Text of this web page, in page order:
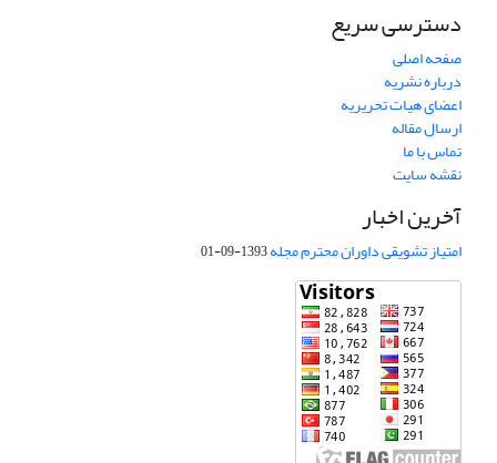
دسترسی سریع
صفحه اصلی
درباره نشریه
اعضای هیات تحریریه
ارسال مقاله
تماس با ما
نقشه سایت
آخرین اخبار
امتیاز تشویقی داوران محترم مجله1393-09-01